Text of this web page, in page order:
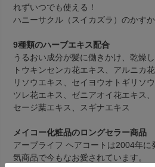
れずいつでも使える！
ハニーサクル（スイカズラ）のかすか
9種類のハーブエキス配合
うるおい成分が髪に働きかけ、乾燥
トウキンセンカ花エキス、アルニカ
リソウエキス、セイヨウオトギリソ
ツレ花エキス、ゼニアオイ花エキス
セージ葉エキス、スギナエキス
メイコー化粧品のロングセラー商品
アーブライフ ヘアコートは2004年に
気商品で今もなお愛されています。